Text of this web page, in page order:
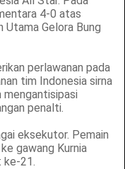
4-0 atas
Utama Gelora Bung
perlawanan pada
tim Indonesia sirna
mengantisipasi
penalti.
eksekutor. Pemain
gawang Kurnia
21.